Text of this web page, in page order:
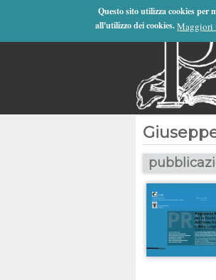
Questo sito utilizza cookies per
all'utilizzo dei cookies. Maggiori